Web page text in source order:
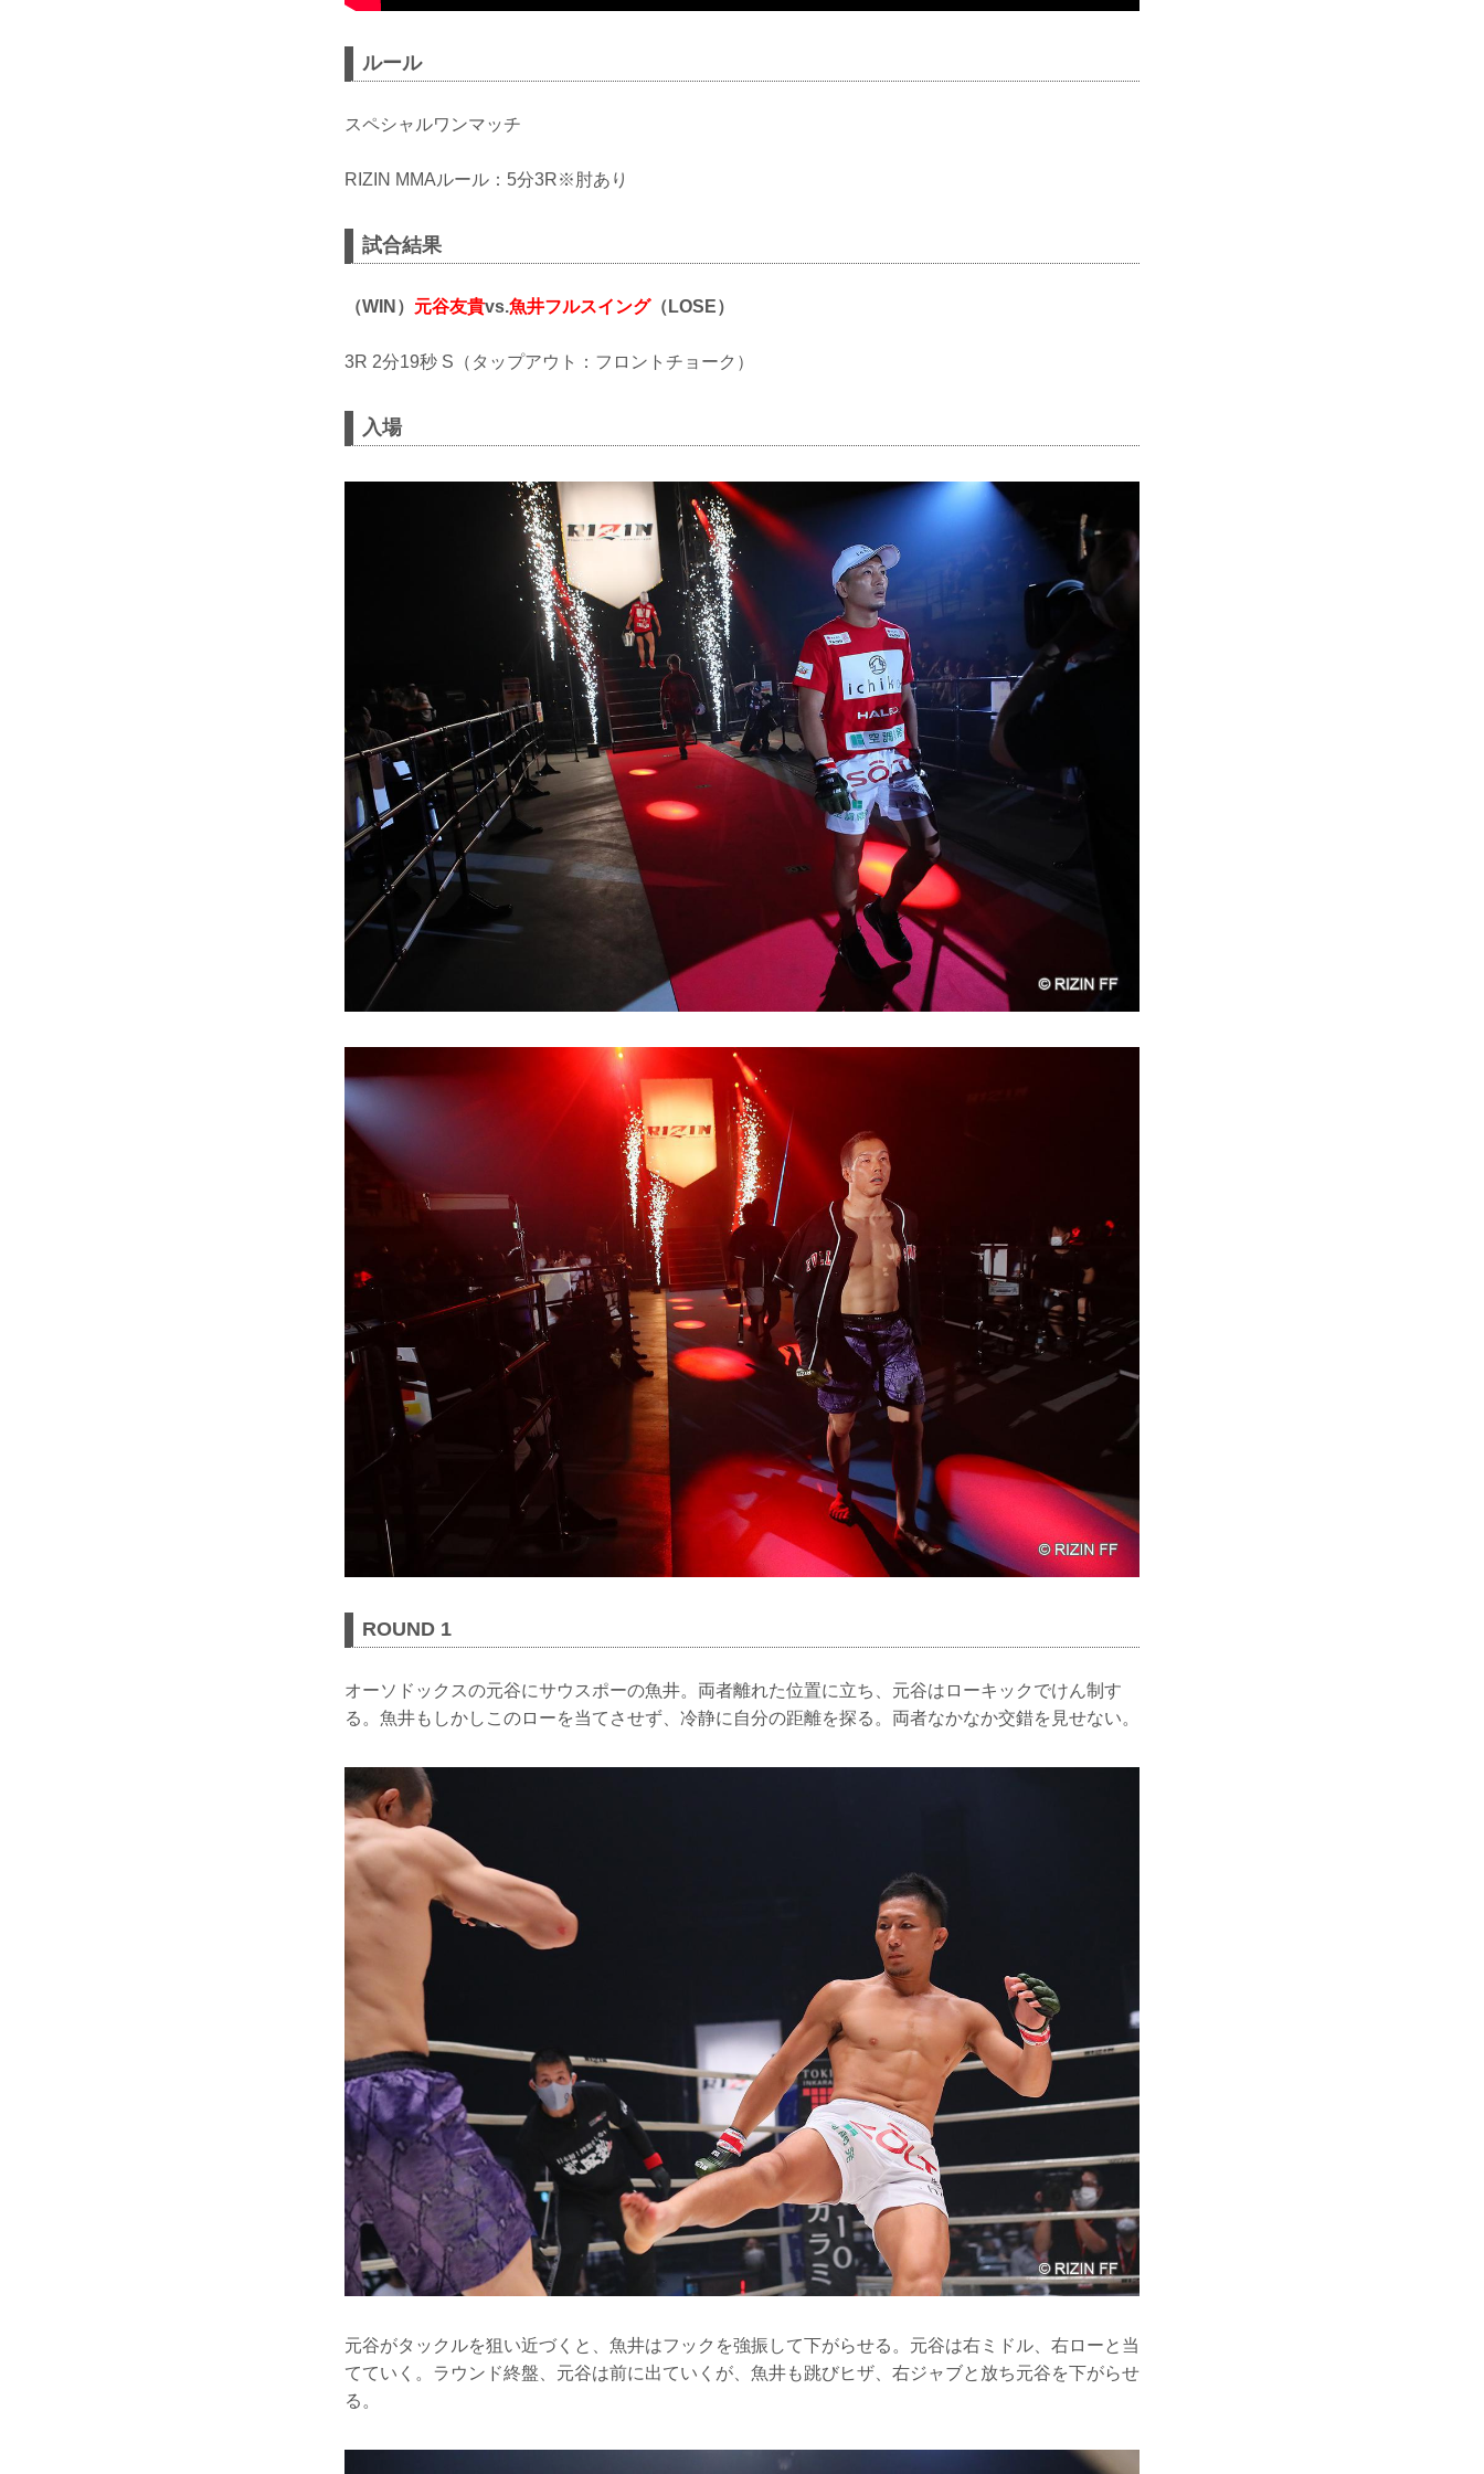
ルール
スペシャルワンマッチ
RIZIN MMAルール：5分3R※肘あり
試合結果
（WIN） 元谷友貴vs.魚井フルスイング（LOSE）
3R 2分19秒 S（タップアウト：フロントチョーク）
入場
ROUND 1
オーソドックスの元谷にサウスポーの魚井。両者離れた位置に立ち、元谷はローキックでけん制す
る。魚井もしかしこのローを当てさせず、冷静に自分の距離を探る。両者なかなか交錯を見せない。
元谷がタックルを狙い近づくと、魚井はフックを強振して下がらせる。元谷は右ミドル、右ローと当
てていく。ラウンド終盤、元谷は前に出ていくが、魚井も跳びヒザ、右ジャブと放ち元谷を下がらせ
る。